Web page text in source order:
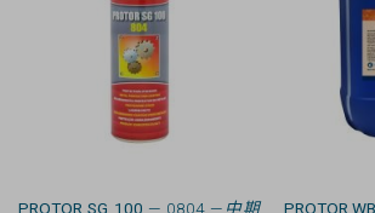
PROTOR SG 100 — 0804 — 中期
PROTOR WB